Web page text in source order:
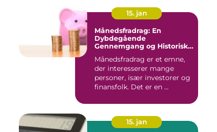
15. jan
Månedsfradrag: En
Dybdegående
Gennemgang og Historisk
Månedsfradrag er et emne,
der interesserer mange
personer, især investorer og
finansfolk. Det er en ...
15. jan